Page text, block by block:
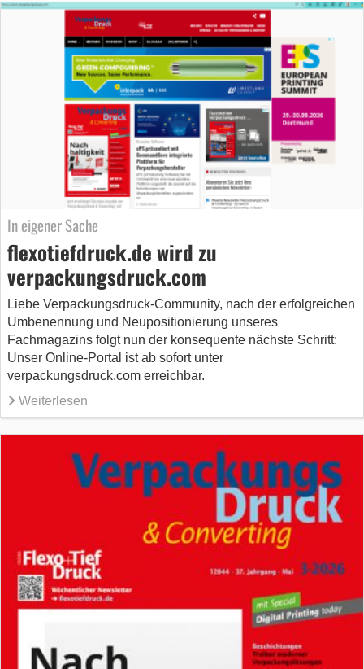
In eigener Sache
flexotiefdruck.de wird zu
verpackungsdruck.com
Liebe Verpackungsdruck-Community, nach der erfolgreichen
Umbenennung und Neupositionierung unseres
Fachmagazins folgt nun der konsequente nächste Schritt:
Unser Online-Portal ist ab sofort unter
verpackungsdruck.com erreichbar.
Weiterlesen